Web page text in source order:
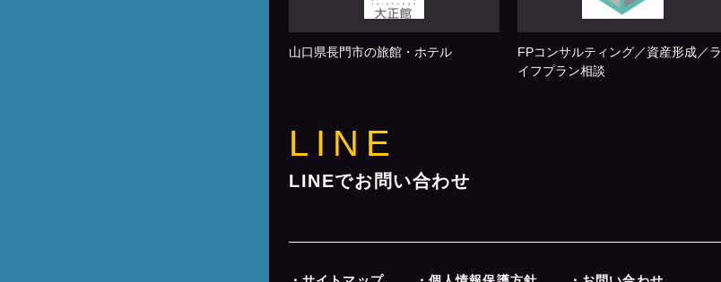
山口県長門市の旅館・ホテル
FPコンサルティング／資産形成／ラ
イフプラン相談
LINE
LINEでお問い合わせ